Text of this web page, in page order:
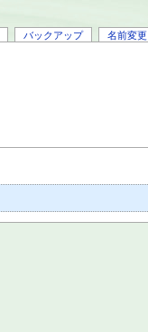
バックアップ 名前変更